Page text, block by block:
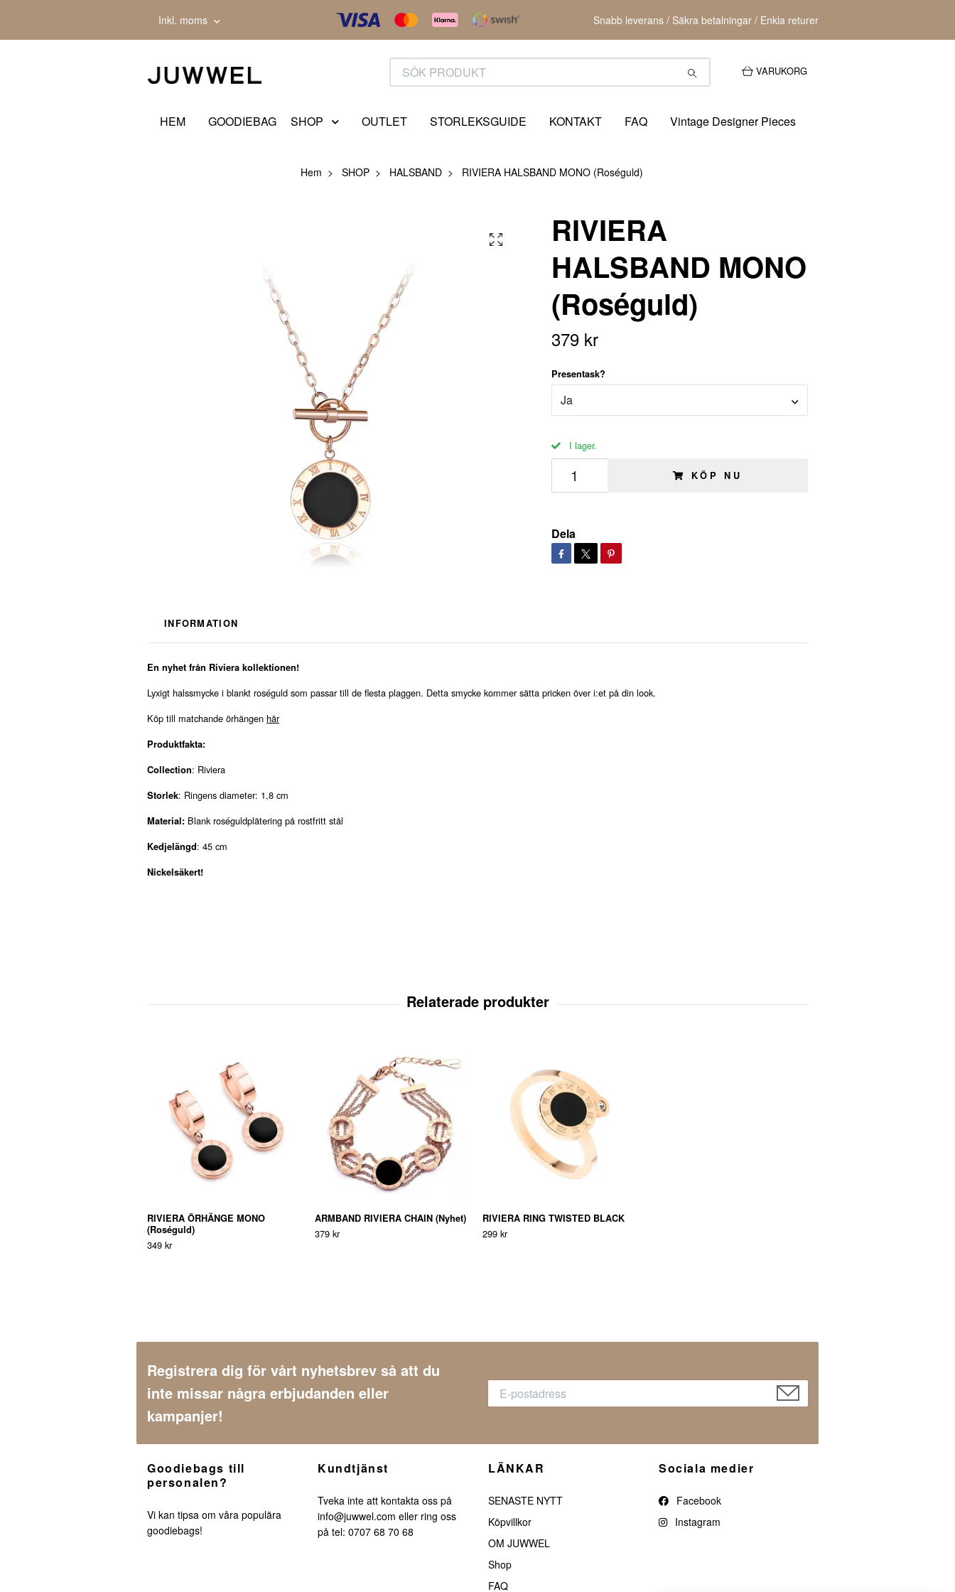
Inkl. moms Snabb leverans / Säkra betalningar / Enkla returer
VARUKORG
HEM GOODIEBAG SHOP OUTLET STORLEKSGUIDE KONTAKT FAQ Vintage Designer Pieces
Hem SHOP HALSBAND RIVIERA HALSBAND MONO (Roséguld)
RIVIERA
HALSBAND MONO
(Roséguld)
379 kr
Presentask?
Ja
I lager.
KÖP NU
Dela
INFORMATION
En nyhet från Riviera kollektionen!
Lyxigt halssmycke i blankt roséguld som passar till de flesta plaggen. Detta smycke kommer sätta pricken över i:et på din look.
Köp till matchande örhängen här
Produktfakta:
Collection: Riviera
Storlek: Ringens diameter: 1,8 cm
Material: Blank roséguldplätering på rostfritt stål
Kedjelängd: 45 cm
Nickelsäkert!
RIVIERA ÖRHÄNGE MONO
(Roséguld)
349 kr
ARMBAND RIVIERA CHAIN (Nyhet)
379 kr
RIVIERA RING TWISTED BLACK
299 kr
Registrera dig för vårt nyhetsbrev så att du
inte missar några erbjudanden eller
kampanjer!
Goodiebags till
personalen?
Vi kan tipsa om våra populära
goodiebags!
Kundtjänst
Tveka inte att kontakta oss på
info@juwwel.com eller ring oss
på tel: 0707 68 70 68
LÄNKAR
SENASTE NYTT
Köpvillkor
OM JUWWEL
Shop
FAQ
Sociala medier
Facebook
Instagram